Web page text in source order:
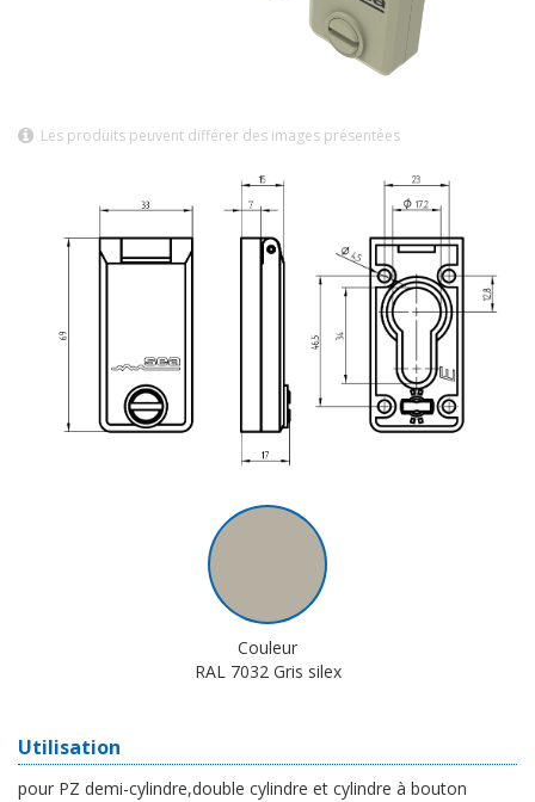
Les produits peuvent différer des images présentées
Couleur
RAL 7032 Gris silex
Utilisation
pour PZ demi-cylindre,double cylindre et cylindre à bouton